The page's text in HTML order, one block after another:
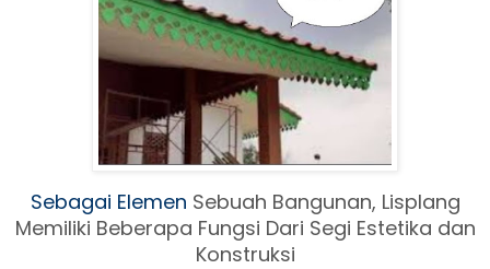
Sebagai Elemen Sebuah Bangunan, Lisplang
Memiliki Beberapa Fungsi Dari Segi Estetika dan
Konstruksi